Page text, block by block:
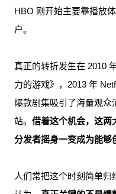
HBO 刚开始主要靠播放
户。
真正的转折发生在 2010
力的游戏》，2013 年
爆款剧集吸引了海量观众
站。 借着这个机会，这两
分发者摇身一变成为能够
人们常把这个时刻简单归